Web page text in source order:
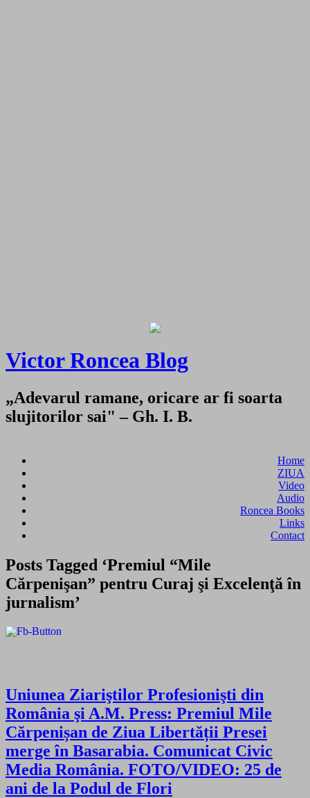
Victor Roncea Blog
„Adevarul ramane, oricare ar fi soarta
slujitorilor sai" – Gh. I. B.
Home
ZIUA
Video
Audio
Roncea Books
Links
Contact
Posts Tagged ‘Premiul “Mile
Cărpenişan” pentru Curaj şi Excelenţă în
jurnalism’
Uniunea Ziariştilor Profesionişti din
România şi A.M. Press: Premiul Mile
Cărpenișan de Ziua Libertății Presei
merge în Basarabia. Comunicat Civic
Media România. FOTO/VIDEO: 25 de
ani de la Podul de Flori